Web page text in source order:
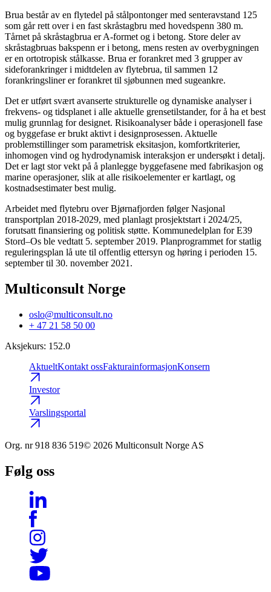
Brua består av en flytedel på stålpontonger med senteravstand 125
som går rett over i en fast skråstagbru med hovedspenn 380 m.
Tårnet på skråstagbrua er A-formet og i betong. Store deler av
skråstagbruas bakspenn er i betong, mens resten av overbygningen
er en ortotropisk stålkasse. Brua er forankret med 3 grupper av
sideforankringer i midtdelen av flytebrua, til sammen 12
forankringsliner er forankret til sjøbunnen med sugeankre.
Det er utført svært avanserte strukturelle og dynamiske analyser i
frekvens- og tidsplanet i alle aktuelle grensetilstander, for å ha et best
mulig grunnlag for designet. Risikoanalyser både i operasjonell fase
og byggefase er brukt aktivt i designprosessen. Aktuelle
problemstillinger som parametrisk eksitasjon, komfortkriterier,
inhomogen vind og hydrodynamisk interaksjon er undersøkt i detalj.
Det er lagt stor vekt på å planlegge byggefasene med fabrikasjon og
marine operasjoner, slik at alle risikoelementer er kartlagt, og
kostnadsestimater best mulig.
Arbeidet med flytebru over Bjørnafjorden følger Nasjonal
transportplan 2018-2029, med planlagt prosjektstart i 2024/25,
forutsatt finansiering og politisk støtte. Kommunedelplan for E39
Stord–Os ble vedtatt 5. september 2019. Planprogrammet for statlig
reguleringsplan lå ute til offentlig ettersyn og høring i perioden 15.
september til 30. november 2021.
Multiconsult Norge
oslo@multiconsult.no
+ 47 21 58 50 00
Aksjekurs: 152.0
AktueltKontakt ossFakturainformasjonKonsern
Investor
Varslingsportal
Org. nr 918 836 519© 2026 Multiconsult Norge AS
Følg oss